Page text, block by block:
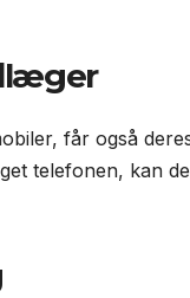
får også
telefonen, kan